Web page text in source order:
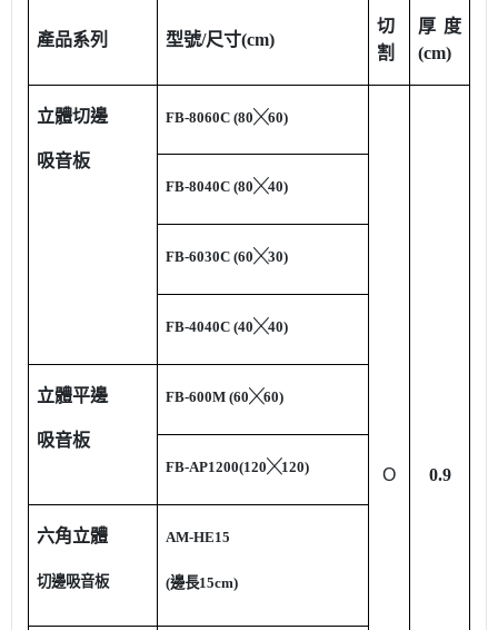
產品系列 型號/尺寸(cm)
切
割
厚度
(cm)
立體切邊
吸音板
FB-8060C (80╳60)
O 0.9
FB-8040C (80╳40)
FB-6030C (60╳30)
FB-4040C (40╳40)
立體平邊
吸音板
FB-600M (60╳60)
FB-AP1200(120╳120)
六角立體
切邊吸音板
AM-HE15
(邊長15cm)